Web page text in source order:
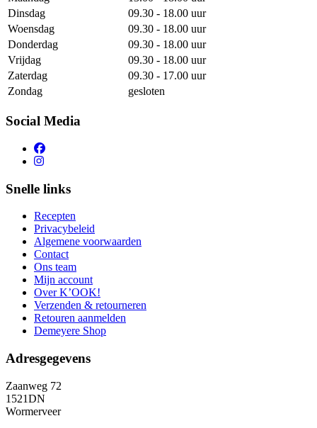
Dinsdag
09.30 - 18.00 uur
Woensdag
09.30 - 18.00 uur
Donderdag
09.30 - 18.00 uur
Vrijdag
09.30 - 18.00 uur
Zaterdag
09.30 - 17.00 uur
Zondag
gesloten
Social Media
Snelle links
Recepten
Privacybeleid
Algemene voorwaarden
Contact
Ons team
Mijn account
Over K’OOK!
Verzenden & retourneren
Retouren aanmelden
Demeyere Shop
Adresgegevens
Zaanweg 72
1521DN
Wormerveer